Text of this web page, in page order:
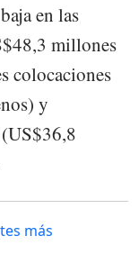
en las
millones
colocaciones
y
más